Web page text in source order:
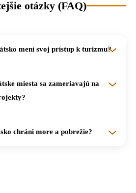
otázky (FAQ)
mení svoj prístup k turizmu?
miesta sa zameriavajú na
chráni more a pobrežie?